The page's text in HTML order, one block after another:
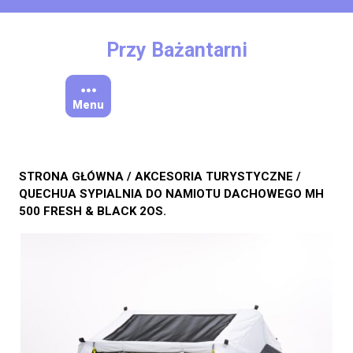
Przy Bażantarni
Menu
STRONA GŁÓWNA / AKCESORIA TURYSTYCZNE /
QUECHUA SYPIALNIA DO NAMIOTU DACHOWEGO MH
500 FRESH & BLACK 2OS.